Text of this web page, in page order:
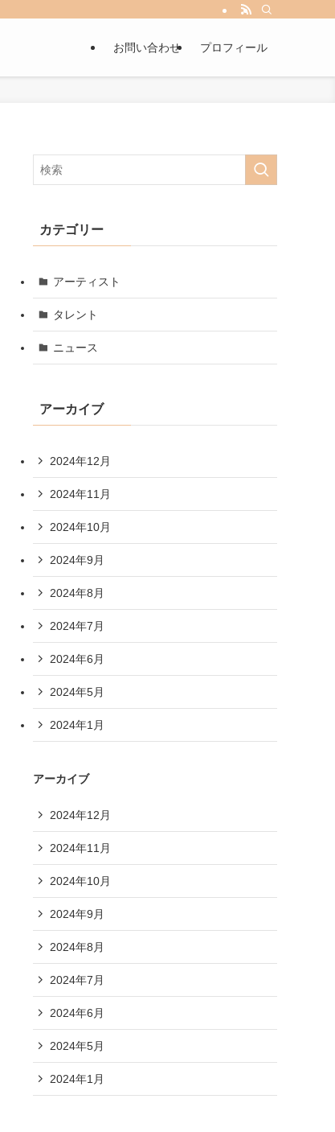
お問い合わせ プロフィール
カテゴリー
アーティスト
タレント
ニュース
アーカイブ
2024年12月
2024年11月
2024年10月
2024年9月
2024年8月
2024年7月
2024年6月
2024年5月
2024年1月
アーカイブ
2024年12月
2024年11月
2024年10月
2024年9月
2024年8月
2024年7月
2024年6月
2024年5月
2024年1月